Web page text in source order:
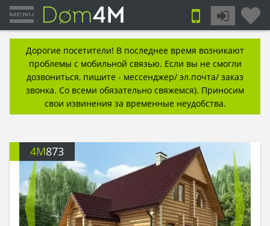
Дорогие посетители! В последнее время возникают
проблемы с мобильной связью. Если вы не смогли
дозвониться, пишите - мессенджер/ эл.почта/ заказ
звонка. Со всеми обязательно свяжемся). Приносим
свои извинения за временные неудобства.
4M873